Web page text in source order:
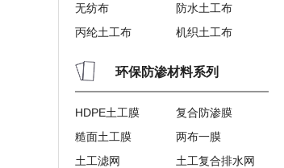
无纺布
防水土工布
丙纶土工布
机织土工布
环保防渗材料系列
HDPE土工膜
复合防渗膜
糙面土工膜
两布一膜
土工滤网
土工复合排水网